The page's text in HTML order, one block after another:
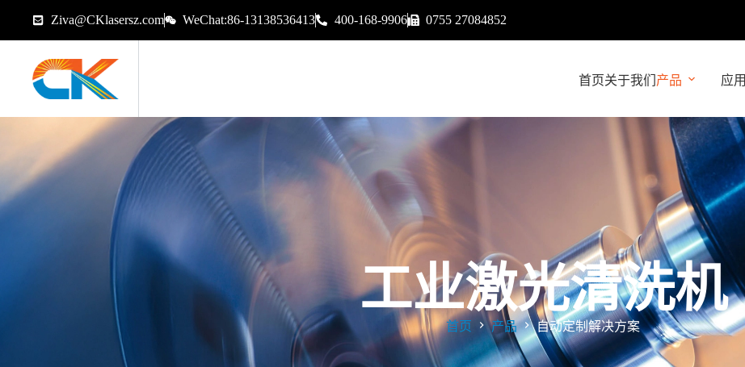
Ziva@CKlasersz.com WeChat:86-13138536413 400-168-9906 0755 27084852
首页关于我们 产品 应用
工业激光清洗机
首页 产品 自动定制解决方案